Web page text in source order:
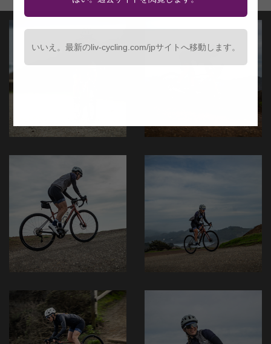
いいえ。最新のliv-cycling.com/jpサイトへ移動します。